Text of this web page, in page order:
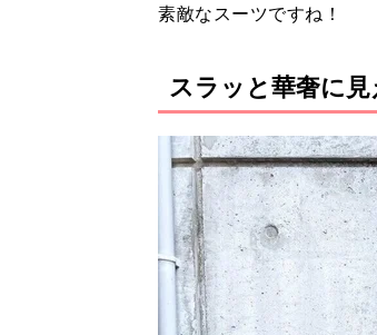
素敵なスーツですね！
スラッと華奢に